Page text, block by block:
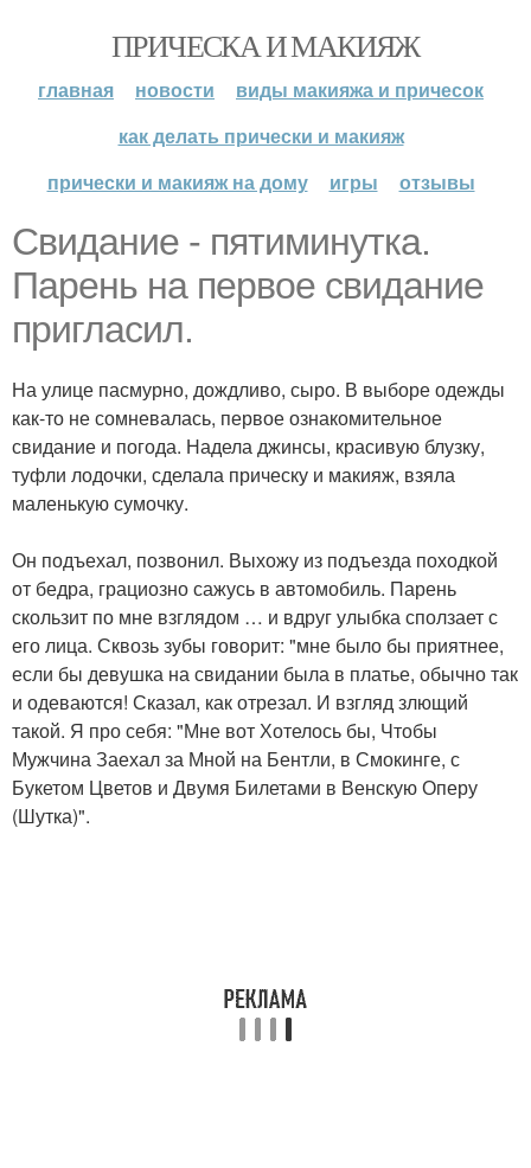
ПРИЧЕСКА И МАКИЯЖ
главная новости
виды макияжа и причесок
как делать прически и макияж
прически и макияж на дому
игры отзывы
Свидание - пятиминутка.
Парень на первое свидание
пригласил.
На улице пасмурно, дождливо, сыро. В выборе одежды
как-то не сомневалась, первое ознакомительное
свидание и погода. Надела джинсы, красивую блузку,
туфли лодочки, сделала прическу и макияж, взяла
маленькую сумочку.
Он подъехал, позвонил. Выхожу из подъезда походкой
от бедра, грациозно сажусь в автомобиль. Парень
скользит по мне взглядом … и вдруг улыбка сползает с
его лица. Сквозь зубы говорит: "мне было бы приятнее,
если бы девушка на свидании была в платье, обычно так
и одеваются! Сказал, как отрезал. И взгляд злющий
такой. Я про себя: "Мне вот Хотелось бы, Чтобы
Мужчина Заехал за Мной на Бентли, в Смокинге, с
Букетом Цветов и Двумя Билетами в Венскую Оперу
(Шутка)".